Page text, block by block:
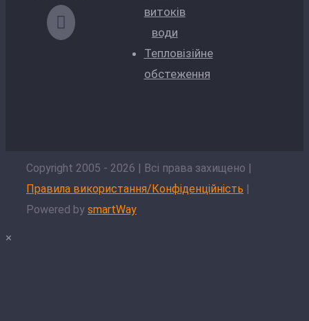
витоків
води
Тепловізійне
обстеження
Copyright 2005 - 2026 | Всі права захищено |
Правила використання/Конфіденційність |
Powered by smartWay
×